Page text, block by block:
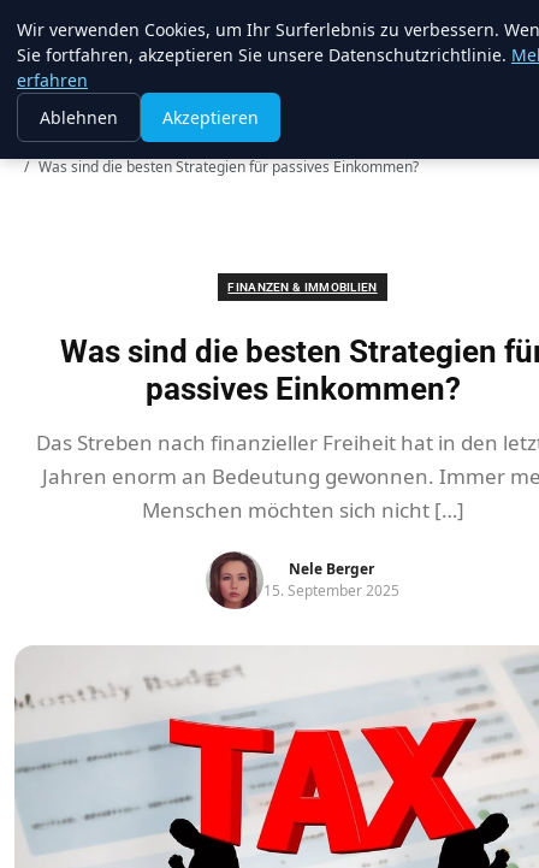
Web Recorder
Startseite
Finanzen & Immobilien
Was sind die besten Strategien für passives Einkommen?
FINANZEN & IMMOBILIEN
Was sind die besten Strategien
passives Einkommen?
Das Streben nach finanzieller Freiheit hat in den
Jahren enorm an Bedeutung gewonnen. Immer
Menschen möchten sich nicht […]
Nele Berger
15. September 2025
Wir verwenden Cookies, um Ihr Surferlebnis zu verbessern.
Sie fortfahren, akzeptieren Sie unsere Datenschutzrichtlinie.
erfahren
Ablehnen
Akzeptieren